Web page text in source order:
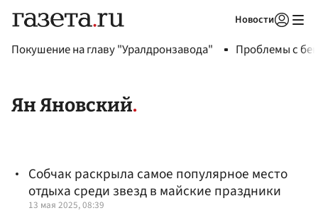
Новости
Покушение на главу "Уралдронзавода" Проблемы с
Ян Яновский
Собчак раскрыла самое популярное место
отдыха среди звезд в майские праздники
13 мая 2025, 08:39